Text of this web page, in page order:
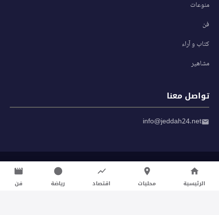
منوعات
فن
كتاب و آراء
مشاهير
تواصل معنا
info@jeddah24.net
سياسة الخصوصية
شروط الاستخدام
الرئيسية محليات اقتصاد رياضة فن